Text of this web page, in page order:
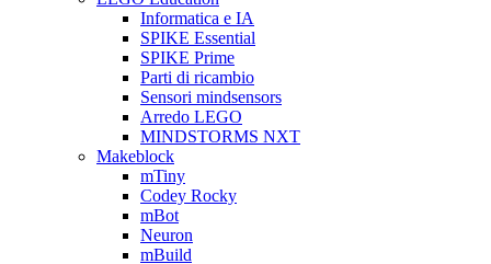
Informatica e IA
SPIKE Essential
SPIKE Prime
Parti di ricambio
Sensori mindsensors
Arredo LEGO
MINDSTORMS NXT
Makeblock
mTiny
Codey Rocky
mBot
Neuron
mBuild